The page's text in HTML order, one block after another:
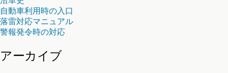
自動車利用時の入口
落雷対応マニュアル
警報発令時の対応
アーカイブ